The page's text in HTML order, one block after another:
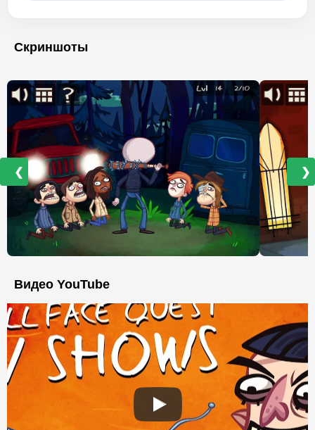
Скриншоты
❮ ❯
Видео YouTube